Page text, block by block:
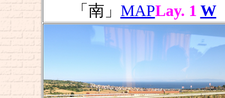
「南」 MAPLay. 1 W